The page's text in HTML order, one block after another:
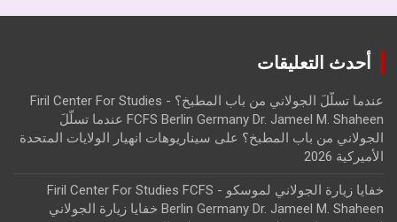
أحدث التعليقات
عندما تسلّلَ الجولاني من باب المطبخ؟ - Firil Center For Studies
FCFS Berlin Germany Dr. Jameel M. Shaheen عندما تسلّلَ
الجولاني من باب المطبخ؟ على سيناريوهات انهيار الولايات المتحدة
الأميركية 2026
خفايا زيارة الجولاني لموسكو - Firil Center For Studies FCFS
Berlin Germany Dr. Jameel M. Shaheen خفايا زيارة الجولاني